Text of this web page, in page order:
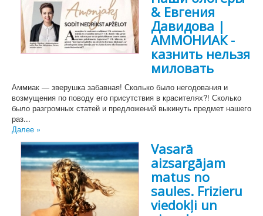
& Евгения
Давидова |
АММОНИАК -
казнить нельзя
миловать
Аммиак — зверушка забавная! Сколько было негодования и
возмущения по поводу его присутствия в красителях?! Сколько
было разгромных статей и предложений выкинуть предмет нашего
раз...
Далее »
Vasarā
aizsargājam
matus no
saules. Frizieru
viedokļi un